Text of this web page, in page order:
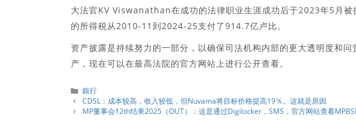
大法官KV Viswanathan在成功的法律职业生涯成功后于2023年5月
的所得税从2010-11到2024-25支付了914.7亿卢比。
资产披露是持续努力的一部分，以确保司法机构内部的更大透明度和
产，现在可以在最高法院的官方网站上进行公开查看。
分
類
銀行
CDSL：成本较高，收入较低，但Nuvama将目标价格提高19％。这就是原因
MP董事会12th结果2025（OUT）：这是通过Digilocker，SMS，官方网站查看